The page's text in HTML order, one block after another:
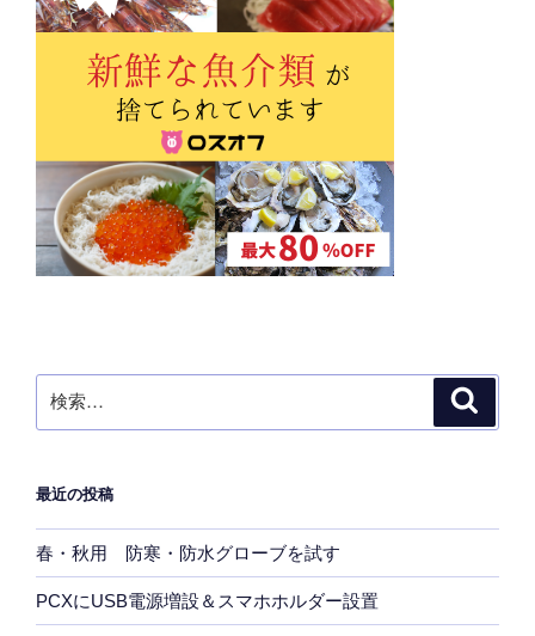
送
索:
最近の投稿
春・秋用 防寒・防水グローブを試す
PCXにUSB電源増設＆スマホホルダー設置